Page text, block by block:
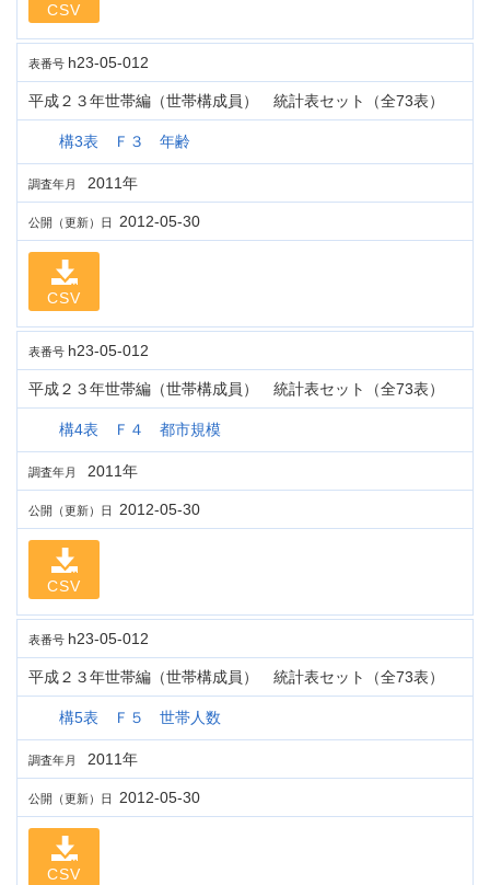
CSV
表番号 h23-05-012
平成２３年世帯編（世帯構成員） 統計表セット（全73表）
構3表 Ｆ３ 年齢
調査年月 2011年
公開（更新）日 2012-05-30
CSV
表番号 h23-05-012
平成２３年世帯編（世帯構成員） 統計表セット（全73表）
構4表 Ｆ４ 都市規模
調査年月 2011年
公開（更新）日 2012-05-30
CSV
表番号 h23-05-012
平成２３年世帯編（世帯構成員） 統計表セット（全73表）
構5表 Ｆ５ 世帯人数
調査年月 2011年
公開（更新）日 2012-05-30
CSV